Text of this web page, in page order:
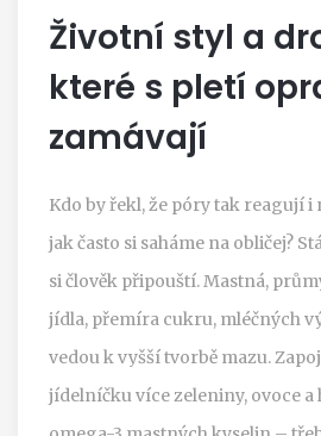
Životní styl a
které s pletí
zamávají
Kdo by řekl, že póry tak reagují i
jak často si saháme na obličej?
si člověk připouští. Mastná,
jídla, přemíra cukru, mléčných
vedou k vyšší tvorbě mazu.
jídelníčku více zeleniny, ovoce a